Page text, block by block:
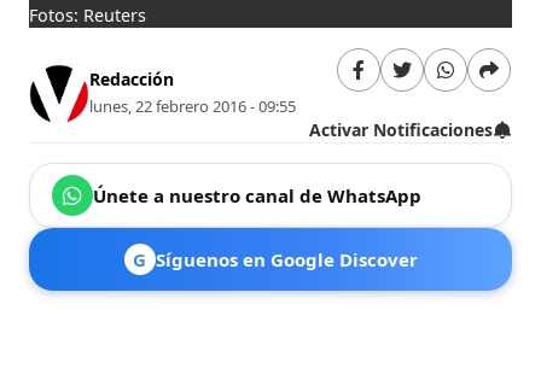
Fotos: Reuters
Redacción
lunes, 22 febrero 2016 - 09:55
Activar Notificaciones
Únete a nuestro canal de WhatsApp
G Síguenos en Google Discover